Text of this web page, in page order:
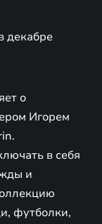
декабре
о
Игорем
в себя
и
футболки,